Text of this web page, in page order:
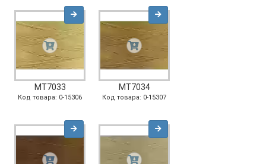
MT7033
Код товара: 0-15306
MT7034
Код товара: 0-15307